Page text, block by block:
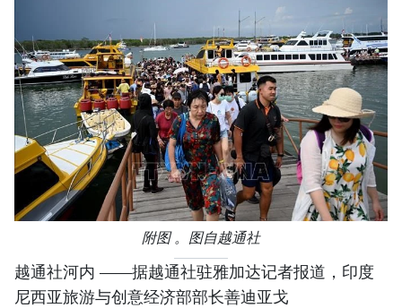
附图 。图自越通社
越通社河内 ——据越通社驻雅加达记者报道，印度
尼西亚旅游与创意经济部部长善迪亚戈